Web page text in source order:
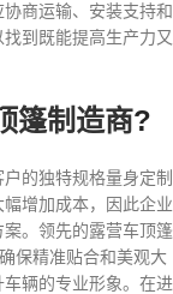
商运输、安装支持和
到既能提高生产力又
篷制造商?
的独特规格量身定制
增加成本，因此企业
。领先的露营车顶篷
保精准贴合和美观大
辆的专业形象。在进